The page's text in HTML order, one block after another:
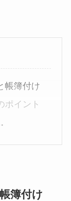
帳簿付け
ポイント
簿付け